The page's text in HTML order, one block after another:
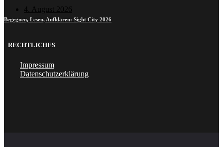
4. August 2026
Begegnen, Lesen, Aufklären: Sight City 2026
RECHTLICHES
Impressum
Datenschutzerklärung